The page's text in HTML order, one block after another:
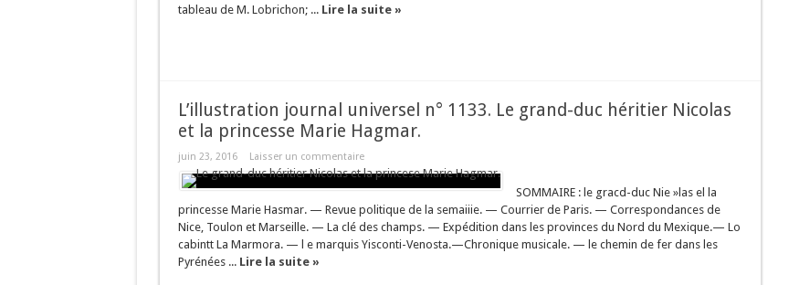
tableau de M. Lobrichon; ... Lire la suite »
L’illustration journal universel n° 1133. Le grand-duc héritier Nicolas
et la princesse Marie Hagmar.
juin 23, 2016 Laisser un commentaire
SOMMAIRE : le gracd-duc Nie »las el la
princesse Marie Hasmar. — Revue politique de la semaiiie. — Courrier de Paris. — Correspondances de
Nice, Toulon et Marseille. — La clé des champs. — Expédition dans les provinces du Nord du Mexique.— Lo
cabintt La Marmora. — l e marquis Yisconti-Venosta.—Chronique musicale. — le chemin de fer dans les
Pyrénées ... Lire la suite »